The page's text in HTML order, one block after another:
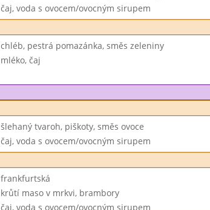
čaj, voda s ovocem/ovocným sirupem
chléb, pestrá pomazánka, směs zeleniny
mléko, čaj
šlehaný tvaroh, piškoty, směs ovoce
čaj, voda s ovocem/ovocným sirupem
frankfurtská
krůtí maso v mrkvi, brambory
čaj, voda s ovocem/ovocným sirupem